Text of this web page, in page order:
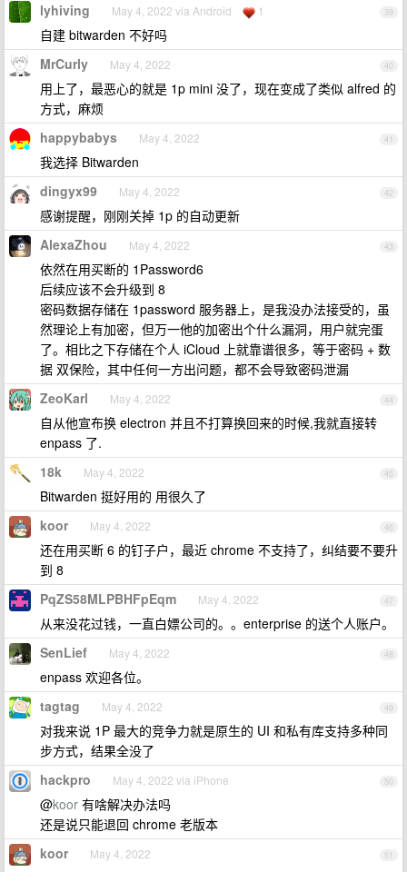
39
lyhiving May 4, 2022 via Android 1
自建 bitwarden 不好吗
40
MrCurly May 4, 2022
用上了，最恶心的就是 1p mini 没了，现在变成了类似 alfred 的
方式，麻烦
41
happybabys May 4, 2022
我选择 Bitwarden
42
dingyx99 May 4, 2022
感谢提醒，刚刚关掉 1p 的自动更新
43
AlexaZhou May 4, 2022
依然在用买断的 1Password6
后续应该不会升级到 8
密码数据存储在 1password 服务器上，是我没办法接受的，虽
然理论上有加密，但万一他的加密出个什么漏洞，用户就完蛋
了。相比之下存储在个人 iCloud 上就靠谱很多，等于密码 + 数
据 双保险，其中任何一方出问题，都不会导致密码泄漏
44
ZeoKarl May 4, 2022
自从他宣布换 electron 并且不打算换回来的时候,我就直接转
enpass 了.
45
18k May 4, 2022
Bitwarden 挺好用的 用很久了
46
koor May 4, 2022
还在用买断 6 的钉子户，最近 chrome 不支持了，纠结要不要升
到 8
47
PqZS58MLPBHFpEqm May 4, 2022
从来没花过钱，一直白嫖公司的。。enterprise 的送个人账户。
48
SenLief May 4, 2022
enpass 欢迎各位。
49
tagtag May 4, 2022
对我来说 1P 最大的竞争力就是原生的 UI 和私有库支持多种同
步方式，结果全没了
50
hackpro May 4, 2022 via iPhone
@koor 有啥解决办法吗
还是说只能退回 chrome 老版本
51
koor May 4, 2022